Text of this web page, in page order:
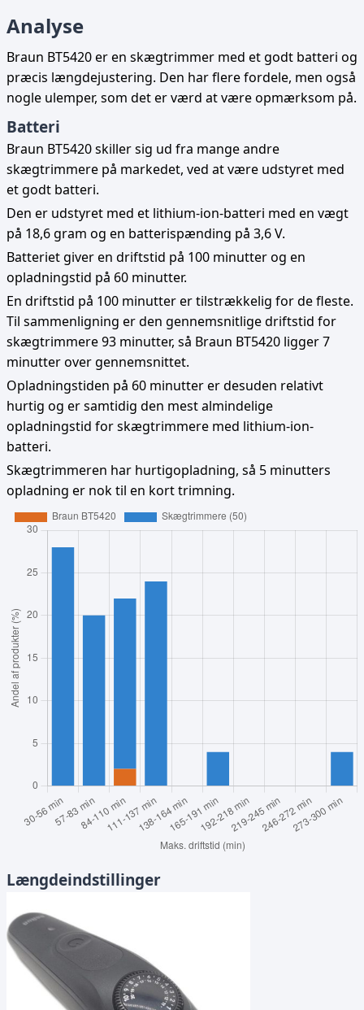
Analyse
Braun BT5420 er en skægtrimmer med et godt batteri og
præcis længdejustering. Den har flere fordele, men også
nogle ulemper, som det er værd at være opmærksom på.
Batteri
Braun BT5420 skiller sig ud fra mange andre
skægtrimmere på markedet, ved at være udstyret med
et godt batteri.
Den er udstyret med et lithium-ion-batteri med en vægt
på 18,6 gram og en batterispænding på 3,6 V.
Batteriet giver en driftstid på 100 minutter og en
opladningstid på 60 minutter.
En driftstid på 100 minutter er tilstrækkelig for de fleste.
Til sammenligning er den gennemsnitlige driftstid for
skægtrimmere 93 minutter, så Braun BT5420 ligger 7
minutter over gennemsnittet.
Opladningstiden på 60 minutter er desuden relativt
hurtig og er samtidig den mest almindelige
opladningstid for skægtrimmere med lithium-ion-
batteri.
Skægtrimmeren har hurtigopladning, så 5 minutters
opladning er nok til en kort trimning.
Længdeindstillinger